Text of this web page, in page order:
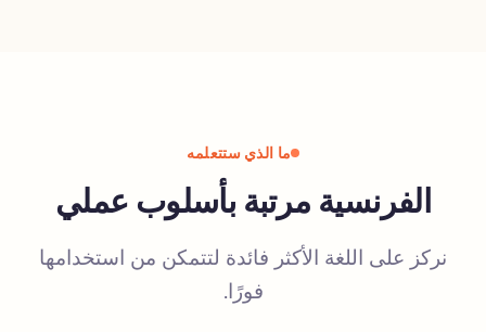
ما الذي ستتعلمه
الفرنسية مرتبة بأسلوب عملي
نركز على اللغة الأكثر فائدة لتتمكن من استخدامها
فورًا.